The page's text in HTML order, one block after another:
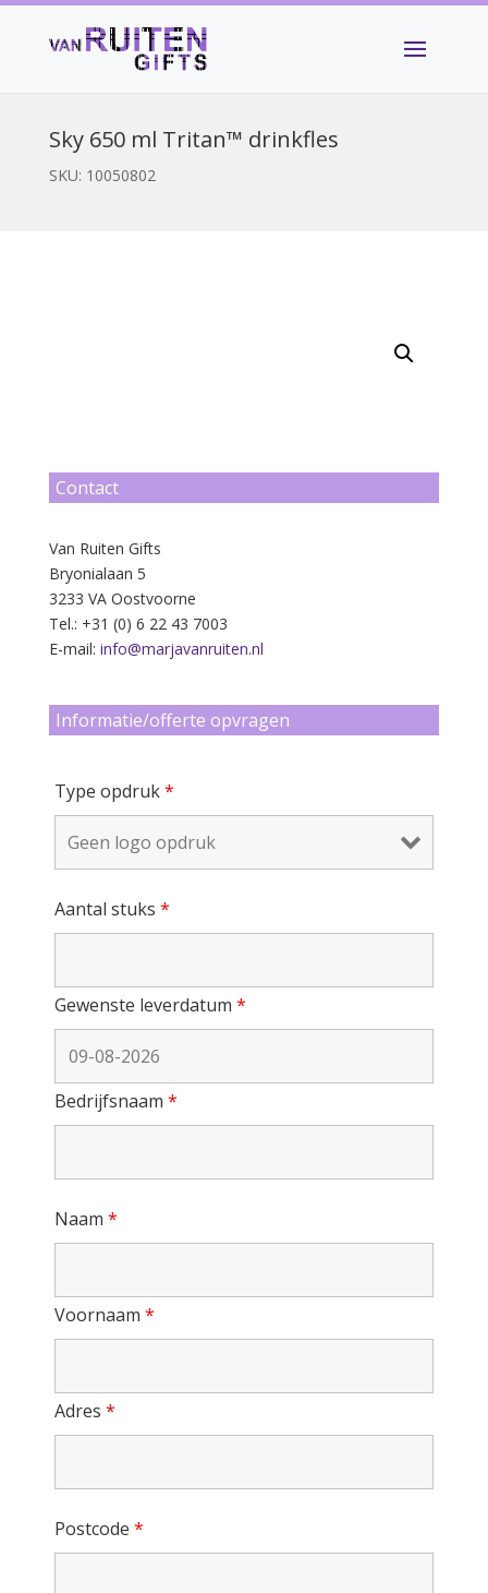
Sky 650 ml Tritan™ drinkfles
SKU: 10050802
Contact
Van Ruiten Gifts
Bryonialaan 5
3233 VA Oostvoorne
Tel.: +31 (0) 6 22 43 7003
E-mail: info@marjavanruiten.nl
Informatie/offerte opvragen
Type opdruk*
Aantal stuks *
Gewenste leverdatum *
Bedrijfsnaam *
Naam *
Voornaam *
Adres *
Postcode *